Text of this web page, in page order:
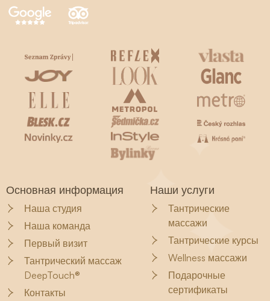
Основная информация
Наша студия
Наша команда
Первый визит
Тантрический массаж
DeepTouch®
Контакты
Наши услуги
Тантрические
массажи
Тантрические курсы
Wellness массажи
Подарочные
сертификаты